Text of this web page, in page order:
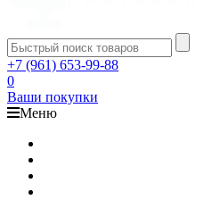
+7 (961) 653-99-88
0
Ваши покупки
Меню